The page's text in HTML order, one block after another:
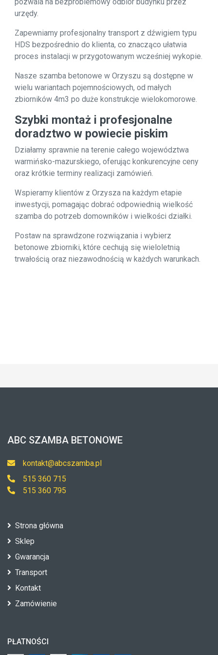
urzędy.
Zapewniamy profesjonalny transport z dźwigiem typu
HDS bezpośrednio do klienta, co znacząco ułatwia
proces instalacji w przygotowanym wcześniej wykopie.
Nasze szamba betonowe w Orzyszu są dostępne w
wielu wariantach pojemnościowych, od małych
zbiorników 4m3 po duże konstrukcje wielokomorowe.
Szybki montaż i profesjonalne
doradztwo w powiecie piskim
Działamy sprawnie na terenie całego województwa
warmińsko-mazurskiego, oferując konkurencyjne ceny
oraz krótkie terminy realizacji zamówień.
Wspieramy klientów z Orzysza na każdym etapie
inwestycji, pomagając dobrać odpowiednią wielkość
szamba do potrzeb domowników i wielkości działki.
Postaw na sprawdzone rozwiązania i wybierz
betonowe zbiorniki, które cechują się wieloletnią
trwałością oraz niezawodnością w każdych warunkach.
ABC SZAMBA BETONOWE
kontakt@abcszamba.pl
515 360 715
515 360 795
Strona główna
Sklep
Gwarancja
Transport
Kontakt
Zamówienie
PŁATNOŚCI